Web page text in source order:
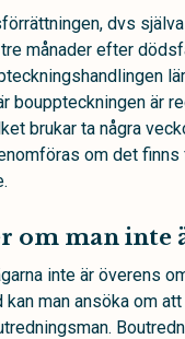
dvs
månader efter
bouppteckningen är
brukar ta några
om det finns
om man inte
inte är överens
kan man ansöka om